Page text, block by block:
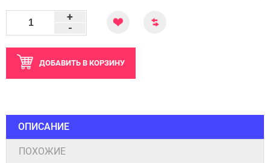
-
+
ДОБАВИТЬ В КОРЗИНУ
ОПИСАНИЕ
ПОХОЖИЕ